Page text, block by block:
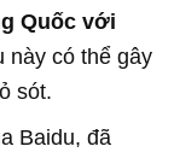
Quốc với
này có thể gây
sót.
Baidu, đã